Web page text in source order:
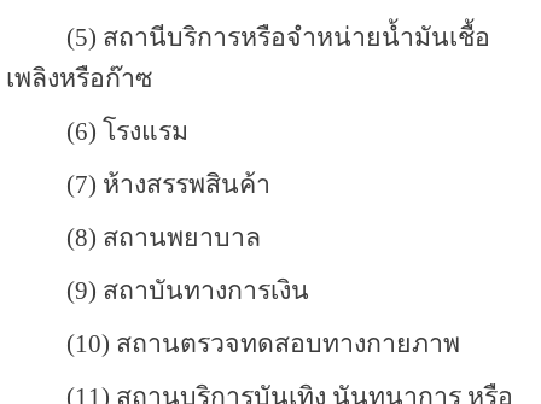
(5) สถานีบริการหรือจำหน่ายน้ำมันเชื้อ
เพลิงหรือก๊าซ
(6) โรงแรม
(7) ห้างสรรพสินค้า
(8) สถานพยาบาล
(9) สถาบันทางการเงิน
(10) สถานตรวจทดสอบทางกายภาพ
(11) สถานบริการบันเทิง นันทนาการ หรือ